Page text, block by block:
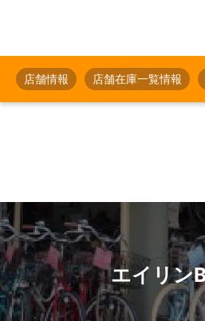
店舗情報 店舗在庫一覧情報
エイリン